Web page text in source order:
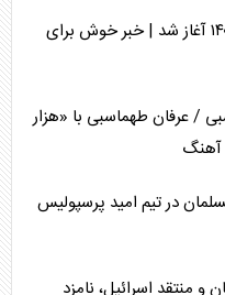
واریز مابه‌التفاوت حقوق فروردین ۱۴۰۵ آغاز شد | خبر خوش برای
/ عرفان طهماسبی با «هزار
در تیم امید پرسپولیس
اسرائیل، نامزد